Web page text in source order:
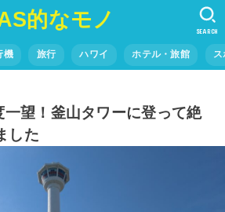
的なモノ
機 旅行 ハワイ ホテル・旅館
SEARCH
望！釜山タワーに登って絶
した